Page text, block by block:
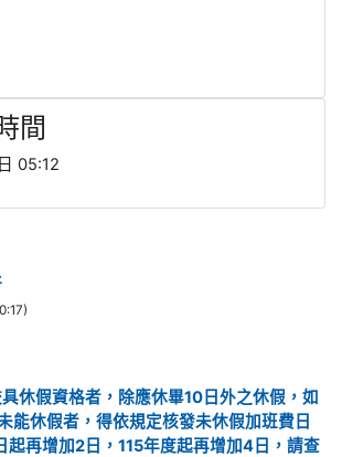
間
05:12
休假資格者，除應休畢10日外之休假，如
能休假者，得依規定核發未休假加班費日
起再增加2日，115年度起再增加4日，請查